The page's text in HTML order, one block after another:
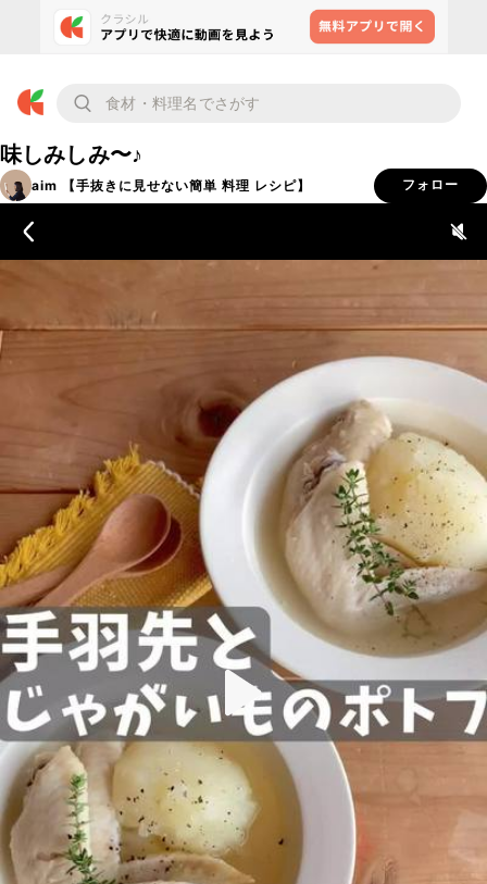
味しみしみ〜♪
aim 【手抜きに見せない簡単 料理 レシピ】 フォロー